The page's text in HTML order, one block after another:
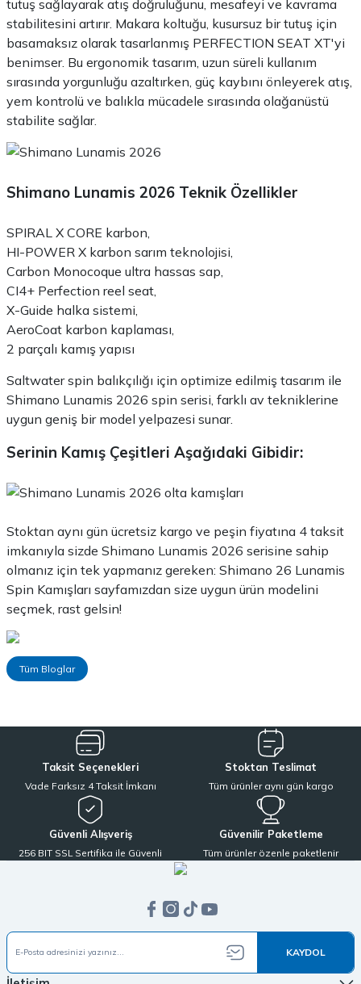
tutuş sağlayarak atış doğruluğunu, mesafeyi ve kavrama
stabilitesini artırır. Makara koltuğu, kusursuz bir tutuş için
basamaksız olarak tasarlanmış PERFECTION SEAT XT'yi
benimser. Bu ergonomik tasarım, uzun süreli kullanım
sırasında yorgunluğu azaltırken, güç kaybını önleyerek atış,
yem kontrolü ve balıkla mücadele sırasında olağanüstü
stabilite sağlar.
Shimano Lunamis 2026 Teknik Özellikler
SPIRAL X CORE karbon,
HI-POWER X karbon sarım teknolojisi,
Carbon Monocoque ultra hassas sap,
CI4+ Perfection reel seat,
X-Guide halka sistemi,
AeroCoat karbon kaplaması,
2 parçalı kamış yapısı
Saltwater spin balıkçılığı için optimize edilmiş tasarım ile
Shimano Lunamis 2026 spin serisi, farklı av tekniklerine
uygun geniş bir model yelpazesi sunar.
Serinin Kamış Çeşitleri Aşağıdaki Gibidir:
Stoktan aynı gün ücretsiz kargo ve peşin fiyatına 4 taksit
imkanıyla sizde Shimano Lunamis 2026 serisine sahip
olmanız için tek yapmanız gereken: Shimano 26 Lunamis
Spin Kamışları sayfamızdan size uygun ürün modelini
seçmek, rast gelsin!
Tüm Bloglar
Taksit Seçenekleri
Vade Farksız 4 Taksit İmkanı
Stoktan Teslimat
Tüm ürünler aynı gün kargo
Güvenli Alışveriş
256 BIT SSL Sertifika ile Güvenli
Güvenilir Paketleme
Tüm ürünler özenle paketlenir
KAYDOL